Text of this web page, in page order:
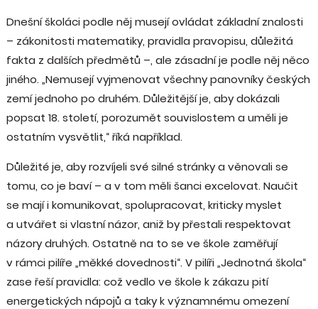
Dnešní školáci podle něj musejí ovládat základní znalosti
– zákonitosti matematiky, pravidla pravopisu, důležitá
fakta z dalších předmětů –, ale zásadní je podle něj něco
jiného. „Nemusejí vyjmenovat všechny panovníky českých
zemí jednoho po druhém. Důležitější je, aby dokázali
popsat 18. století, porozumět souvislostem a uměli je
ostatním vysvětlit,“ říká například.
Důležité je, aby rozvíjeli své silné stránky a věnovali se
tomu, co je baví – a v tom měli šanci excelovat. Naučit
se mají i komunikovat, spolupracovat, kriticky myslet
a utvářet si vlastní názor, aniž by přestali respektovat
názory druhých. Ostatně na to se ve škole zaměřují
v rámci pilíře „měkké dovednosti“. V pilíři „Jednotná škola“
zase řeší pravidla: což vedlo ve škole k zákazu pití
energetických nápojů a taky k významnému omezení